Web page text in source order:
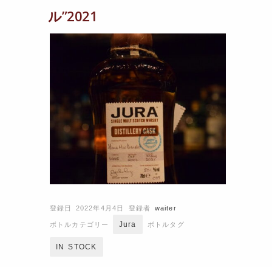
ル”2021
登録日 2022年4月4日 登録者 waiter
ボトルカテゴリー Jura ボトルタグ
IN STOCK